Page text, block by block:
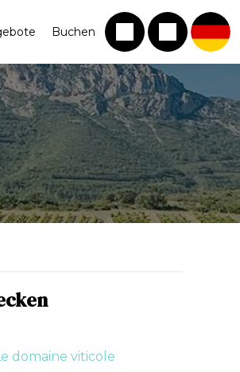
Buchen
domaine viticole